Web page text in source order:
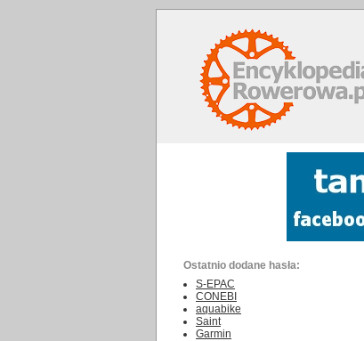
Ostatnio dodane hasła:
S-EPAC
CONEBI
aquabike
Saint
Garmin